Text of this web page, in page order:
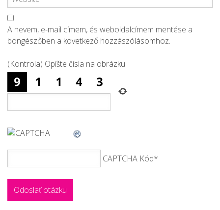
A nevem, e-mail címem, és weboldalcímem mentése a
böngészőben a következő hozzászólásomhoz.
(Kontrola) Opíšte čísla na obrázku
CAPTCHA Kód*